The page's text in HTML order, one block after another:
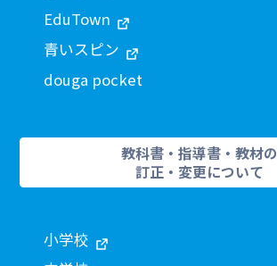
EduTown
青いスピン
douga pocket
教科書・指導書・教材の
訂正・変更について
小学校